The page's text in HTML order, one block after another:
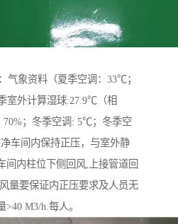
气象资料（夏季空调：33℃；
室外计算湿球:27.9℃（相
70%；冬季空调: 5℃；冬季空
车间内保持正压，与室外静
间内柱位下侧回风,上接管道回
量要保证内正压要求及人员无
M3/h.每人。